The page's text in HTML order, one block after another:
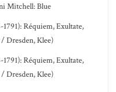
Mitchell: Blue
Réquiem, Exultate,
Dresden, Klee)
Réquiem, Exultate,
Dresden, Klee)